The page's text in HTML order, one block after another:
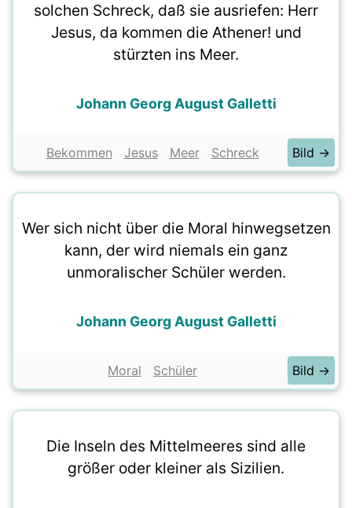
solchen Schreck, daß sie ausriefen: Herr
Jesus, da kommen die Athener! und
stürzten ins Meer.
Johann Georg August Galletti
Bekommen Jesus Meer Schreck Bild →
Wer sich nicht über die Moral hinwegsetzen
kann, der wird niemals ein ganz
unmoralischer Schüler werden.
Johann Georg August Galletti
Moral Schüler Bild →
Die Inseln des Mittelmeeres sind alle
größer oder kleiner als Sizilien.